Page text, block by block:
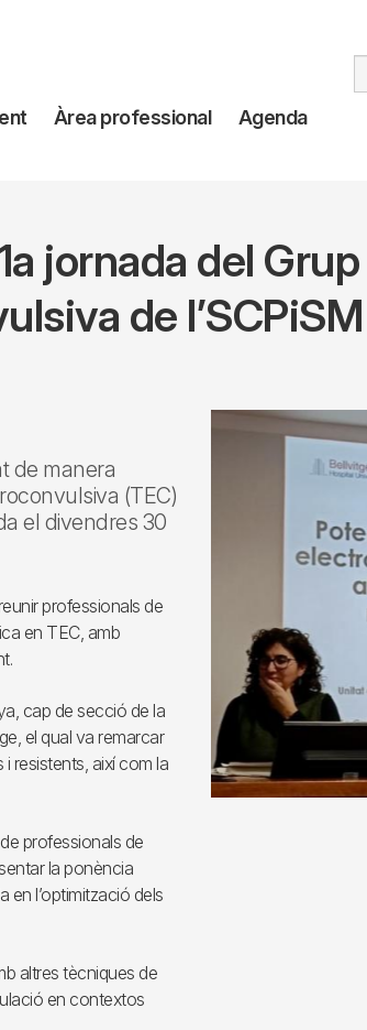
Àrea professional Agenda
jornada del
de l’SCPiSM
de manera
(TEC)
el divendres 30
professionals de
en TEC, amb
cap de secció de la
el qual va remarcar
resistents, així com la
professionals de
la ponència
en l’optimització dels
altres tècniques de
en contextos